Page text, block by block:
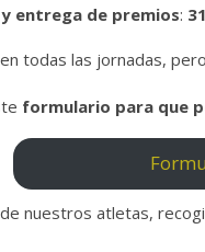
entrega de premios:
todas las jornadas,
formulario para que
nuestros atletas,